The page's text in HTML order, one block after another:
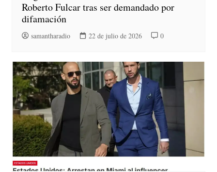
Roberto Fulcar tras ser demandado por
difamación
samantharadio 22 de julio de 2026 0